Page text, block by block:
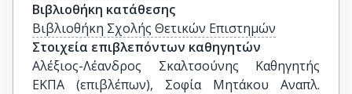
Βιβλιοθήκη κατάθεσης
Βιβλιοθήκη Σχολής Θετικών Επιστημών
Στοιχεία επιβλεπόντων καθηγητών
Αλέξιος-Λέανδρος Σκαλτσούνης Καθηγητής
ΕΚΠΑ (επιβλέπων), Σοφία Μητάκου Αναπλ.